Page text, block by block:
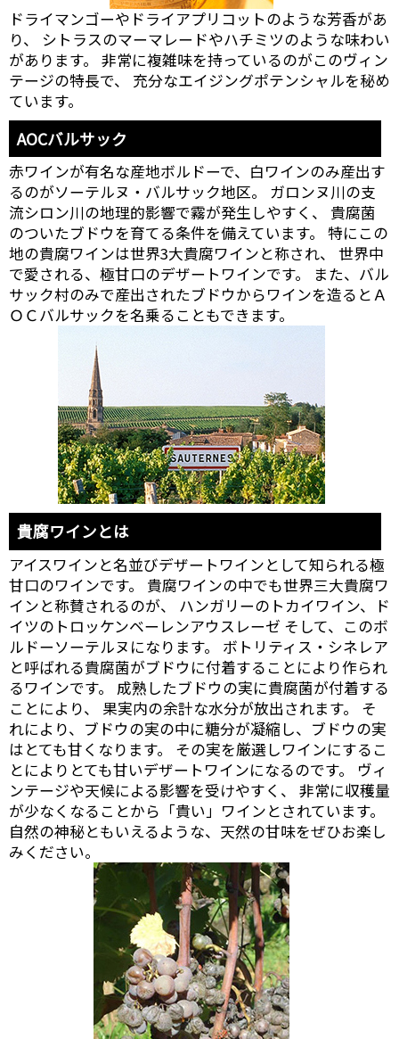
ドライマンゴーやドライアプリコットのような芳香があ
り、 シトラスのマーマレードやハチミツのような味わい
があります。 非常に複雑味を持っているのがこのヴィン
テージの特長で、 充分なエイジングポテンシャルを秘め
ています。
AOCバルサック
赤ワインが有名な産地ボルドーで、白ワインのみ産出す
るのがソーテルヌ・バルサック地区。 ガロンヌ川の支
流シロン川の地理的影響で霧が発生しやすく、 貴腐菌
のついたブドウを育てる条件を備えています。 特にこの
地の貴腐ワインは世界3大貴腐ワインと称され、 世界中
で愛される、極甘口のデザートワインです。 また、バル
サック村のみで産出されたブドウからワインを造るとＡ
ＯＣバルサックを名乗ることもできます。
貴腐ワインとは
アイスワインと名並びデザートワインとして知られる極
甘口のワインです。 貴腐ワインの中でも世界三大貴腐ワ
インと称賛されるのが、 ハンガリーのトカイワイン、ド
イツのトロッケンベーレンアウスレーゼ そして、このボ
ルドーソーテルヌになります。 ボトリティス・シネレア
と呼ばれる貴腐菌がブドウに付着することにより作られ
るワインです。 成熟したブドウの実に貴腐菌が付着する
ことにより、 果実内の余計な水分が放出されます。 そ
れにより、ブドウの実の中に糖分が凝縮し、ブドウの実
はとても甘くなります。 その実を厳選しワインにするこ
とによりとても甘いデザートワインになるのです。 ヴィ
ンテージや天候による影響を受けやすく、 非常に収穫量
が少なくなることから「貴い」ワインとされています。
自然の神秘ともいえるような、天然の甘味をぜひお楽し
みください。